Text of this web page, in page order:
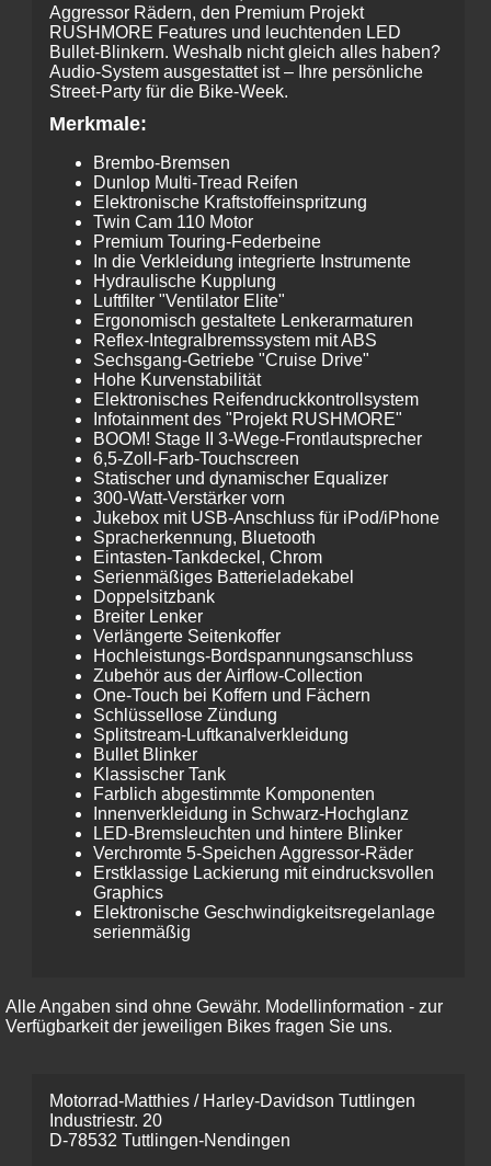
Aggressor Rädern, den Premium Projekt
RUSHMORE Features und leuchtenden LED
Bullet-Blinkern. Weshalb nicht gleich alles haben?
Audio-System ausgestattet ist – Ihre persönliche
Street-Party für die Bike-Week.
Merkmale:
Brembo-Bremsen
Dunlop Multi-Tread Reifen
Elektronische Kraftstoffeinspritzung
Twin Cam 110 Motor
Premium Touring-Federbeine
In die Verkleidung integrierte Instrumente
Hydraulische Kupplung
Luftfilter "Ventilator Elite"
Ergonomisch gestaltete Lenkerarmaturen
Reflex-Integralbremssystem mit ABS
Sechsgang-Getriebe "Cruise Drive"
Hohe Kurvenstabilität
Elektronisches Reifendruckkontrollsystem
Infotainment des "Projekt RUSHMORE"
BOOM! Stage II 3-Wege-Frontlautsprecher
6,5-Zoll-Farb-Touchscreen
Statischer und dynamischer Equalizer
300-Watt-Verstärker vorn
Jukebox mit USB-Anschluss für iPod/iPhone
Spracherkennung, Bluetooth
Eintasten-Tankdeckel, Chrom
Serienmäßiges Batterieladekabel
Doppelsitzbank
Breiter Lenker
Verlängerte Seitenkoffer
Hochleistungs-Bordspannungsanschluss
Zubehör aus der Airflow-Collection
One-Touch bei Koffern und Fächern
Schlüssellose Zündung
Splitstream-Luftkanalverkleidung
Bullet Blinker
Klassischer Tank
Farblich abgestimmte Komponenten
Innenverkleidung in Schwarz-Hochglanz
LED-Bremsleuchten und hintere Blinker
Verchromte 5-Speichen Aggressor-Räder
Erstklassige Lackierung mit eindrucksvollen
Graphics
Elektronische Geschwindigkeits­regel­anlage
serienmäßig
Alle Angaben sind ohne Gewähr. Modellinformation - zur
Verfügbarkeit der jeweiligen Bikes fragen Sie uns.
Motorrad-Matthies / Harley-Davidson Tuttlingen
Industriestr. 20
D-78532 Tuttlingen-Nendingen